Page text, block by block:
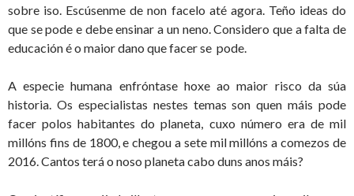
sobre iso. Escúsenme de non facelo até agora. Teño ideas do
que se pode e debe ensinar a un neno. Considero que a falta de
educación é o maior dano que facer se pode.
A especie humana enfróntase hoxe ao maior risco da súa
historia. Os especialistas nestes temas son quen máis pode
facer polos habitantes do planeta, cuxo número era de mil
millóns fins de 1800, e chegou a sete mil millóns a comezos de
2016. Cantos terá o noso planeta cabo duns anos máis?